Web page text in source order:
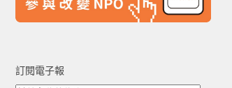
訂閱電子報